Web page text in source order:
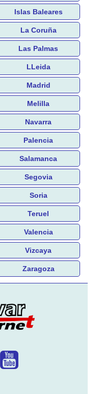
Islas Baleares
La Coruña
Las Palmas
LLeida
Madrid
Melilla
Navarra
Palencia
Salamanca
Segovia
Soria
Teruel
Valencia
Vizcaya
Zaragoza